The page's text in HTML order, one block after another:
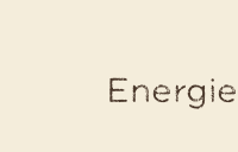
Energie